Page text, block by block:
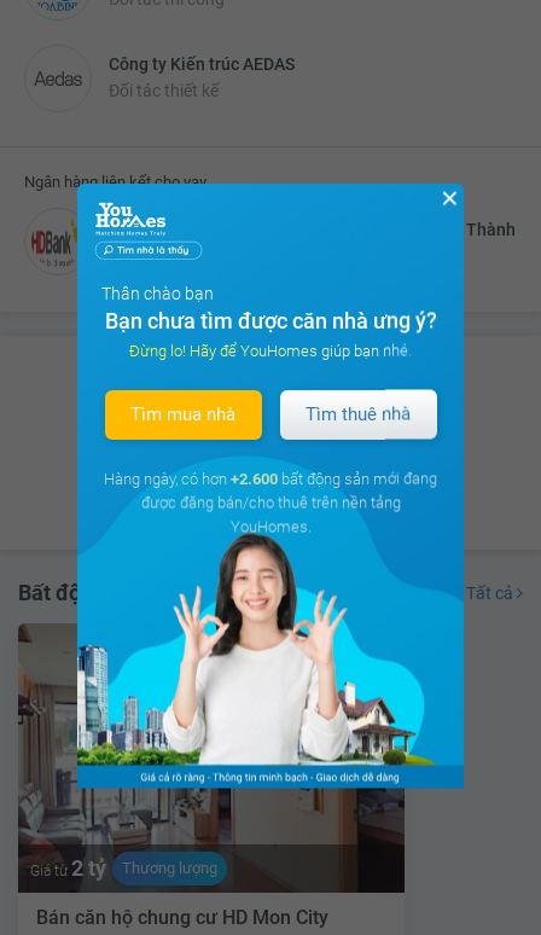
Công ty Kiến trúc AEDAS
Đối tác thiết kế
Ngân hàng liên kết cho vay
Ngân hàng thương mại cổ phần Phát triển Nhà Thành
phố Hồ Chí Minh (HDBank)
8.675 thảo luận của Cư dân
cộng đồng cư dân
Xem ngay
Bất động sản đang bán Tất cả
Giá từ 2 tỷ Thương lượng
Bán căn hộ chung cư HD Mon City
✕
Thân chào bạn
Bạn chưa tìm được căn nhà ưng ý?
Đừng lo! Hãy để YouHomes giúp bạn nhé.
Tìm mua nhà Tìm thuê nhà
Hàng ngày, có hơn +2.600 bất động sản mới đang
được đăng bán/cho thuê trên nền tảng
YouHomes.